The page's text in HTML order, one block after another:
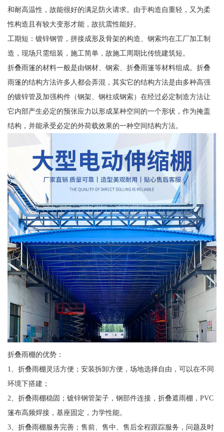
和耐高温性，故能很好的满足防火请求。由于构造自重轻，又为柔
性构造且有较大变形才能，故抗震性能好。
工期短：镀锌钢管，拼接成形及骨架的构造、钢索均在工厂加工制
造，现场只需组装，施工简单，故施工周期比传统建筑短。
折叠雨篷的材料一般是由钢材、钢索、折叠雨篷等材料组成。折叠
雨篷的结构方法许多人都会弄混，其实它的结构方法是由多种高强
的镀锌管及加强构件（钢架、钢柱或钢索）在经过必定制造方法让
它内部产生必定的预张应力以形成某种空间的一个形状，作为掩盖
结构，并能承受必定的外荷载效果的一种空间结构方法。
折叠雨棚的优势：
1、折叠雨棚灵活方便；安装拆卸方便，场地选择自由，可以在不同
环境下搭建；
2、折叠雨棚稳固；镀锌钢管架子，钢部件连接，折叠遮雨棚，PVC
篷布高频焊接，基座固定，力学性能。
3、折叠雨棚服务完善；售前、售中、售后全程跟踪服务，问题及时